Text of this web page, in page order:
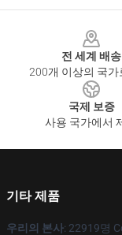
전 세계 배송
200개 이상의 국가
국제 보증
사용 국가에서
기타 제품
우리의 본사: 22919명